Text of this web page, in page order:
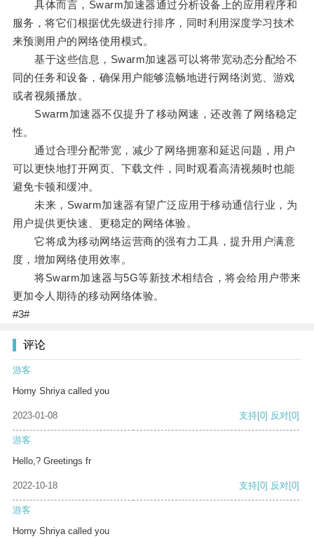
具体而言，Swarm加速器通过分析设备上的应用程序和
服务，将它们根据优先级进行排序，同时利用深度学习技术
来预测用户的网络使用模式。
基于这些信息，Swarm加速器可以将带宽动态分配给不
同的任务和设备，确保用户能够流畅地进行网络浏览、游戏
或者视频播放。
Swarm加速器不仅提升了移动网速，还改善了网络稳定
性。
通过合理分配带宽，减少了网络拥塞和延迟问题，用户
可以更快地打开网页、下载文件，同时观看高清视频时也能
避免卡顿和缓冲。
未来，Swarm加速器有望广泛应用于移动通信行业，为
用户提供更快速、更稳定的网络体验。
它将成为移动网络运营商的强有力工具，提升用户满意
度，增加网络使用效率。
将Swarm加速器与5G等新技术相结合，将会给用户带来
更加令人期待的移动网络体验。
#3#
评论
游客
Horny Shriya called you
2023-01-08 支持[0] 反对[0]
游客
Hello,? Greetings fr
2022-10-18 支持[0] 反对[0]
游客
Horny Shriya called you